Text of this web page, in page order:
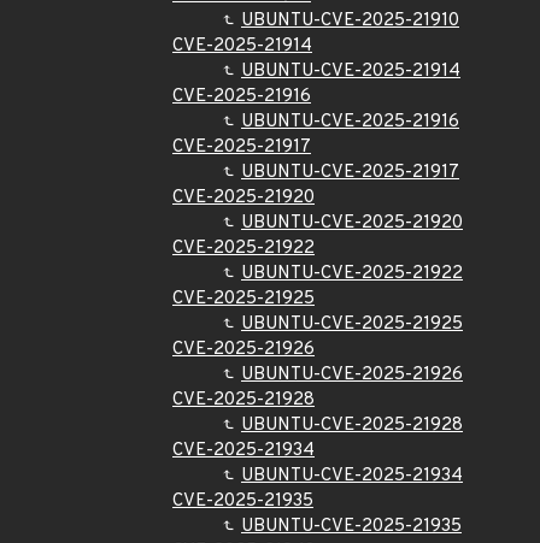
UBUNTU-CVE-2025-21910
CVE-2025-21914
UBUNTU-CVE-2025-21914
CVE-2025-21916
UBUNTU-CVE-2025-21916
CVE-2025-21917
UBUNTU-CVE-2025-21917
CVE-2025-21920
UBUNTU-CVE-2025-21920
CVE-2025-21922
UBUNTU-CVE-2025-21922
CVE-2025-21925
UBUNTU-CVE-2025-21925
CVE-2025-21926
UBUNTU-CVE-2025-21926
CVE-2025-21928
UBUNTU-CVE-2025-21928
CVE-2025-21934
UBUNTU-CVE-2025-21934
CVE-2025-21935
UBUNTU-CVE-2025-21935